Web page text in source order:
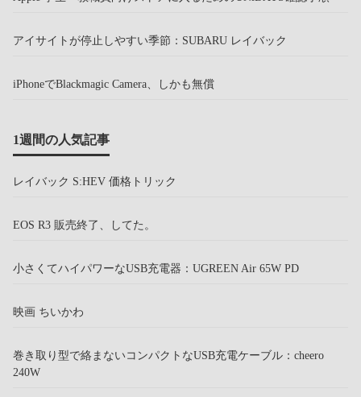
アイサイトが停止しやすい季節：SUBARU レイバック
iPhoneでBlackmagic Camera、しかも無償
1週間の人気記事
レイバック S:HEV 価格トリック
EOS R3 販売終了、してた。
小さくてハイパワーなUSB充電器：UGREEN Air 65W PD
映画 ちいかわ
巻き取り型で絡まないコンパクトなUSB充電ケーブル：cheero
240W